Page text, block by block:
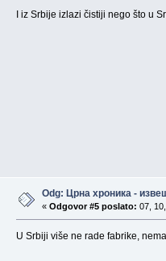
I iz Srbije izlazi čistiji nego što u
Odg: Црна хроника -
« Odgovor #5 poslato: 07,
U Srbiji više ne rade fabrike,